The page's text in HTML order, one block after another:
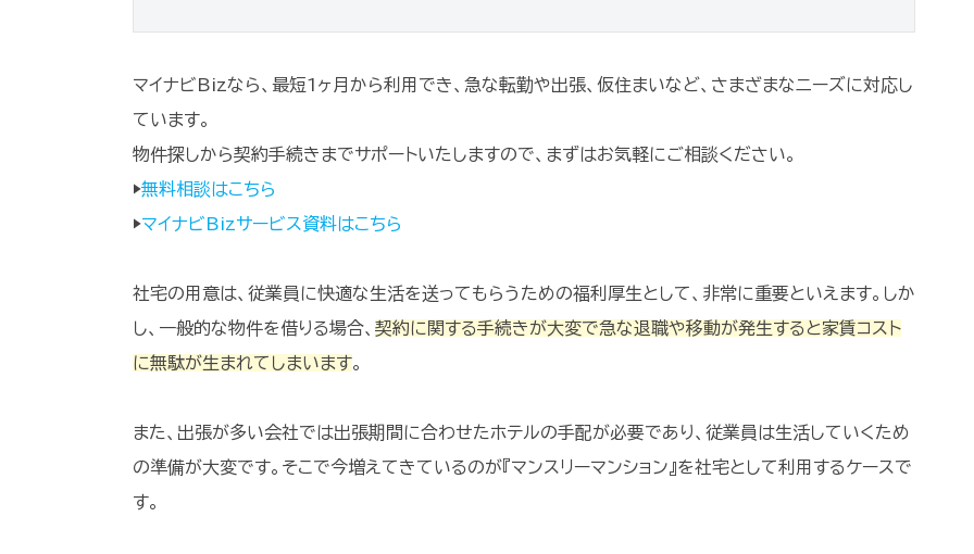
マイナビBizなら、最短1ヶ月から利用でき、急な転勤や出張、仮住まいなど、さまざまなニーズに対応し
ています。
物件探しから契約手続きまでサポートいたしますので、まずはお気軽にご相談ください。
▶無料相談はこちら
▶マイナビBizサービス資料はこちら
社宅の用意は、従業員に快適な生活を送ってもらうための福利厚生として、非常に重要といえます。しか
し、一般的な物件を借りる場合、 契約に関する手続きが大変で急な退職や移動が発生すると家賃コスト
に無駄が生まれてしまいます。
また、出張が多い会社では出張期間に合わせたホテルの手配が必要であり、従業員は生活していくため
の準備が大変です。そこで今増えてきているのが『マンスリーマンション』を社宅として利用するケースで
す。